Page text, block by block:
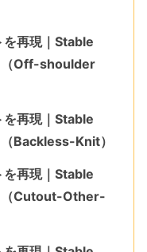
を再現｜Stable
（Off-shoulder
を再現｜Stable
Backless-Knit）
を再現｜Stable
（Cutout-Other-